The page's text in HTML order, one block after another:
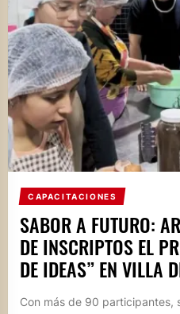
CAPACITACIONES
SABOR A FUTURO:
DE INSCRIPTOS EL
DE IDEAS” EN VILLA
Con más de 90 participantes,